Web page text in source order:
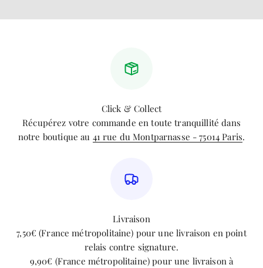
Click & Collect
Récupérez votre commande en toute tranquillité dans
notre boutique au 41 rue du Montparnasse - 75014 Paris.
Livraison
7,50€ (France métropolitaine) pour une livraison en point
relais contre signature.
9,90€ (France métropolitaine) pour une livraison à